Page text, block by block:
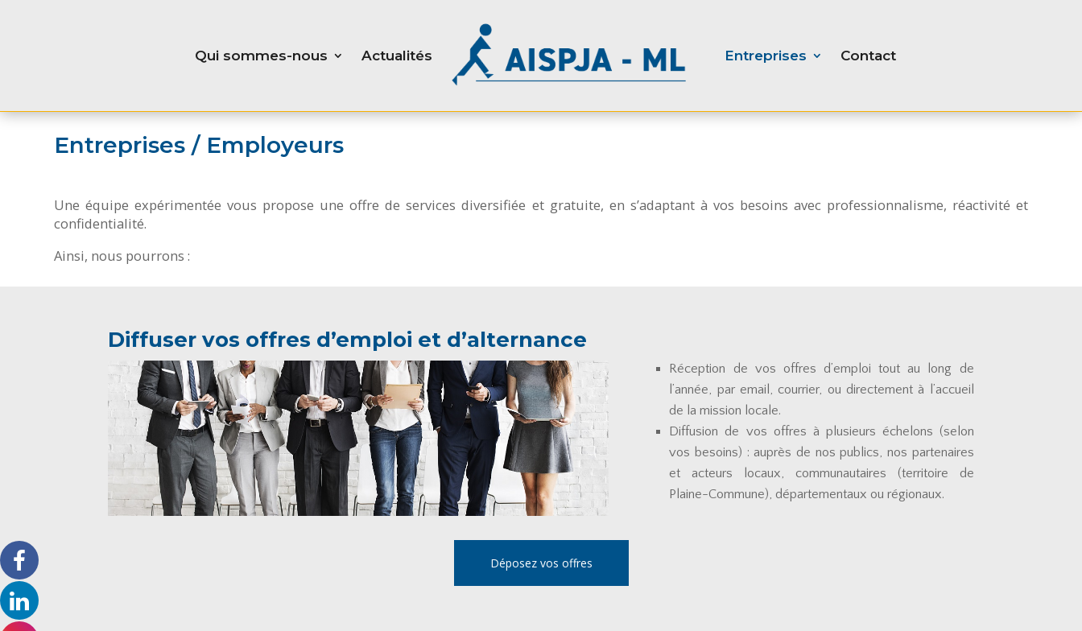
Qui sommes-nous Actualités Entreprises Contact
Entreprises / Employeurs
Une équipe expérimentée vous propose une offre de services diversifiée et gratuite, en s’adaptant à vos besoins avec professionnalisme, réactivité et
confidentialité.
Ainsi, nous pourrons :
Diffuser vos offres d’emploi et d’alternance
Réception de vos offres d’emploi tout au long de
l’année, par email, courrier, ou directement à l’accueil
de la mission locale.
Diffusion de vos offres à plusieurs échelons (selon
vos besoins) : auprès de nos publics, nos partenaires
et acteurs locaux, communautaires (territoire de
Plaine-Commune), départementaux ou régionaux.
Déposez vos offres